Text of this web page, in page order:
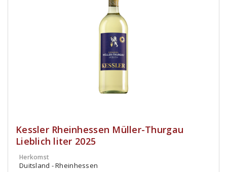
Kessler Rheinhessen Müller-Thurgau
Lieblich liter 2025
Herkomst
Duitsland - Rheinhessen